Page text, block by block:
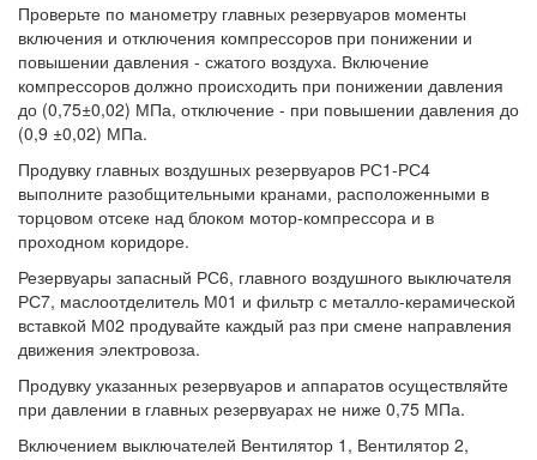
Проверьте по манометру главных резервуаров моменты
включения и отключения компрессоров при понижении и
повышении давления - сжатого воздуха. Включение
компрессоров должно происходить при понижении давления
до (0,75±0,02) МПа, отключение - при повышении давления до
(0,9 ±0,02) МПа.
Продувку главных воздушных резервуаров РС1-РС4
выполните разобщительными кранами, расположенными в
торцовом отсеке над блоком мотор-компрессора и в
проходном коридоре.
Резервуары запасный РС6, главного воздушного выключателя
РС7, маслоотделитель М01 и фильтр с металло-керамической
вставкой М02 продувайте каждый раз при смене направления
движения электровоза.
Продувку указанных резервуаров и аппаратов осуществляйте
при давлении в главных резервуарах не ниже 0,75 МПа.
Включением выключателей Вентилятор 1, Вентилятор 2,